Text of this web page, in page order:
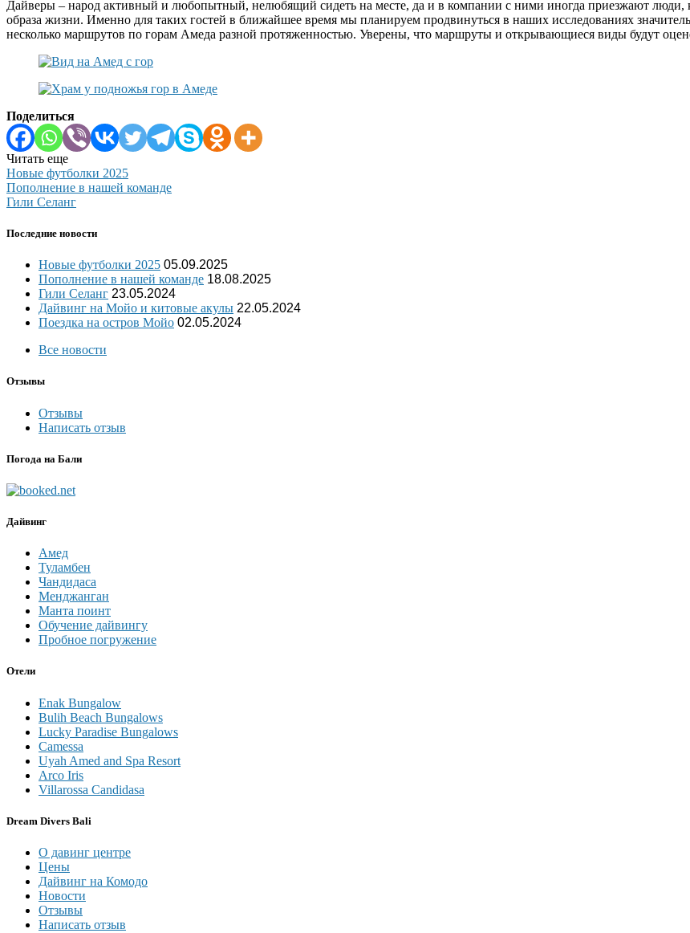
Дайверы – народ активный и любопытный, нелюбящий сидеть на месте, да и в компании с ними иногда приезжают люди,
образа жизни. Именно для таких гостей в ближайшее время мы планируем продвинуться в наших исследованиях
несколько маршрутов по горам Амеда разной протяженностью. Уверены, что маршруты и открывающиеся виды будут
Поделиться
Читать еще
Новые футболки 2025
Пополнение в нашей команде
Гили Селанг
Последние новости
Новые футболки 2025 05.09.2025
Пополнение в нашей команде 18.08.2025
Гили Селанг 23.05.2024
Дайвинг на Мойо и китовые акулы 22.05.2024
Поездка на остров Мойо 02.05.2024
Все новости
Отзывы
Отзывы
Написать отзыв
Погода на Бали
Дайвинг
Амед
Туламбен
Чандидаса
Менджанган
Манта поинт
Обучение дайвингу
Пробное погружение
Отели
Enak Bungalow
Bulih Beach Bungalows
Lucky Paradise Bungalows
Camessa
Uyah Amed and Spa Resort
Arco Iris
Villarossa Candidasa
Dream Divers Bali
О давинг центре
Цены
Дайвинг на Комодо
Новости
Отзывы
Написать отзыв